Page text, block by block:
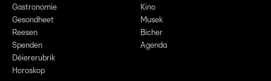
Gastronomie
Gesondheet
Reesen
Spenden
Déiererubrik
Horoskop
Kino
Musek
Bicher
Agenda